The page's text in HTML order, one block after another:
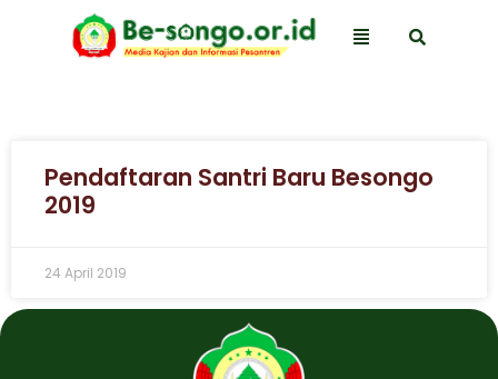
Pendaftaran Santri Baru Besongo
2019
24 April 2019